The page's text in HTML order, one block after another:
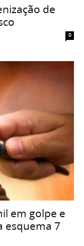
de
0
em golpe e
esquema 7